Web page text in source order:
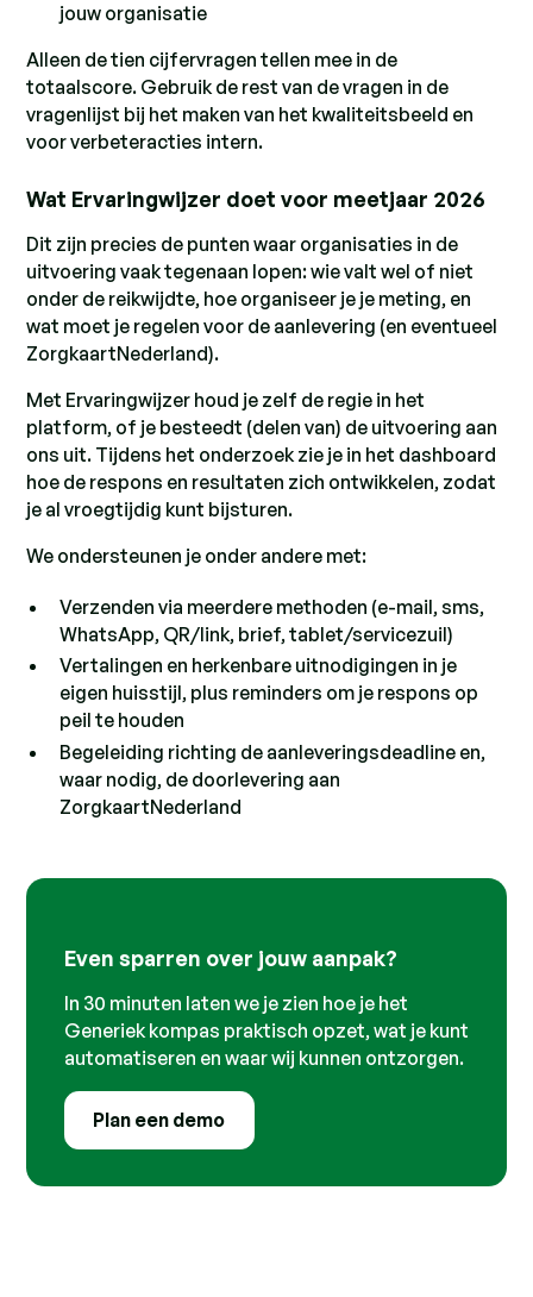
jouw organisatie
Alleen de tien cijfervragen tellen mee in de
totaalscore. Gebruik de rest van de vragen in de
vragenlijst bij het maken van het kwaliteitsbeeld en
voor verbeteracties intern.
Wat Ervaringwijzer doet voor meetjaar 2026
Dit zijn precies de punten waar organisaties in de
uitvoering vaak tegenaan lopen: wie valt wel of niet
onder de reikwijdte, hoe organiseer je je meting, en
wat moet je regelen voor de aanlevering (en eventueel
ZorgkaartNederland).
Met Ervaringwijzer houd je zelf de regie in het
platform, of je besteedt (delen van) de uitvoering aan
ons uit. Tijdens het onderzoek zie je in het dashboard
hoe de respons en resultaten zich ontwikkelen, zodat
je al vroegtijdig kunt bijsturen.
We ondersteunen je onder andere met:
Verzenden via meerdere methoden (e-mail, sms,
WhatsApp, QR/link, brief, tablet/servicezuil)
Vertalingen en herkenbare uitnodigingen in je
eigen huisstijl, plus reminders om je respons op
peil te houden
Begeleiding richting de aanleveringsdeadline en,
waar nodig, de doorlevering aan
ZorgkaartNederland
Even sparren over jouw aanpak?
In 30 minuten laten we je zien hoe je het
Generiek kompas praktisch opzet, wat je kunt
automatiseren en waar wij kunnen ontzorgen.
Plan een demo